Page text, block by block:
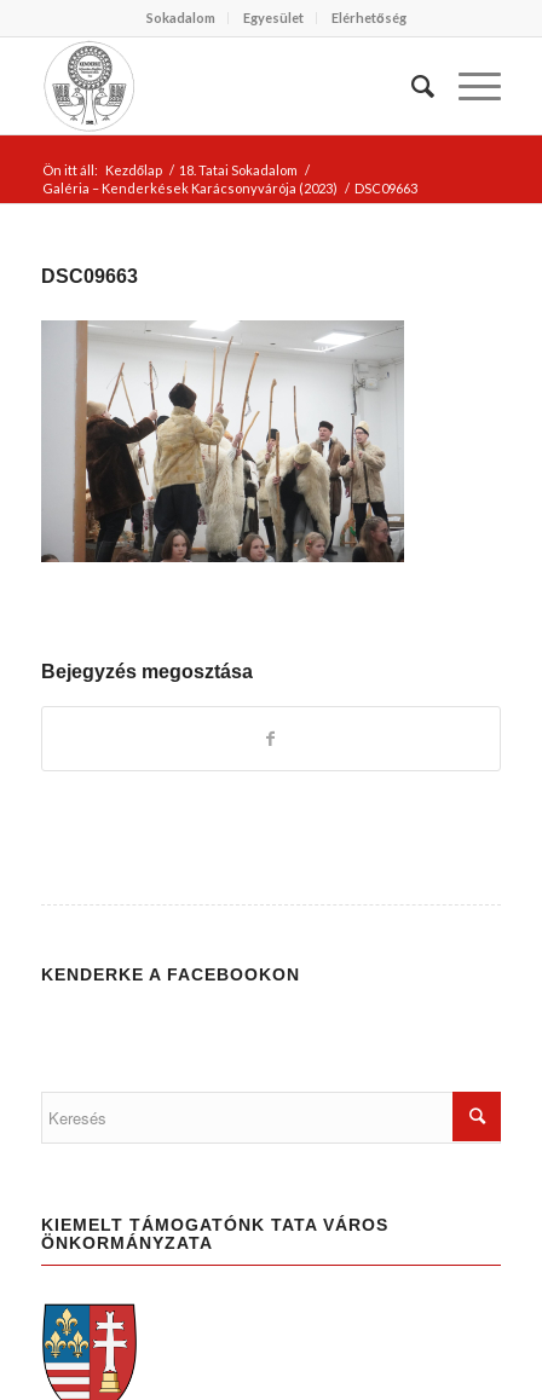
Sokadalom Egyesület Elérhetőség
Ön itt áll: Kezdőlap / 18. Tatai Sokadalom /
Galéria – Kenderkések Karácsonyvárója (2023) / DSC09663
DSC09663
Bejegyzés megosztása
KENDERKE A FACEBOOKON
KIEMELT TÁMOGATÓNK TATA VÁROS
ÖNKORMÁNYZATA